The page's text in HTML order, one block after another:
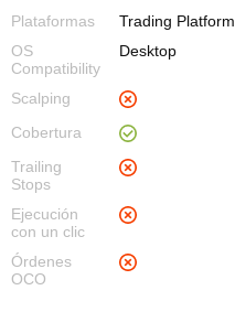
Plataformas
Trading Platform
OS
Compatibility
Desktop
Scalping
Cobertura
Trailing
Stops
Ejecución
con un clic
Órdenes
OCO